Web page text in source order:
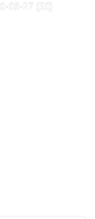
08-27 (50)